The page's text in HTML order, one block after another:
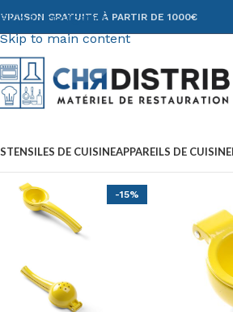
Skip to navigation
Skip to main content
GRATUITE À PARTIR DE 1000€
DE CUISINEAPPAREILS DE CUISINE
-15%